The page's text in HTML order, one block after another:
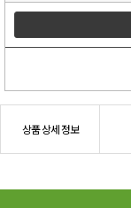
상품 상세 정보